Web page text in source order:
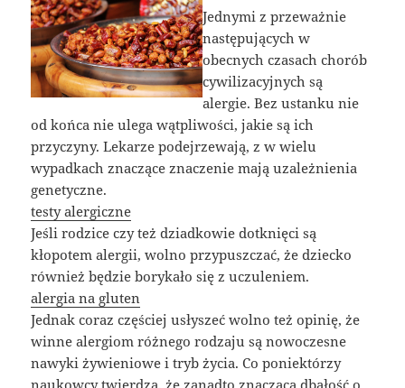
Jednymi z przeważnie
następujących w
obecnych czasach chorób
cywilizacyjnych są
alergie. Bez ustanku nie
od końca nie ulega wątpliwości, jakie są ich
przyczyny. Lekarze podejrzewają, z w wielu
wypadkach znaczące znaczenie mają uzależnienia
genetyczne.
testy alergiczne
Jeśli rodzice czy też dziadkowie dotknięci są
kłopotem alergii, wolno przypuszczać, że dziecko
również będzie borykało się z uczuleniem.
alergia na gluten
Jednak coraz częściej usłyszeć wolno też opinię, że
winne alergiom różnego rodzaju są nowoczesne
nawyki żywieniowe i tryb życia. Co poniektórzy
naukowcy twierdzą, że zanadto znacząca dbałość o